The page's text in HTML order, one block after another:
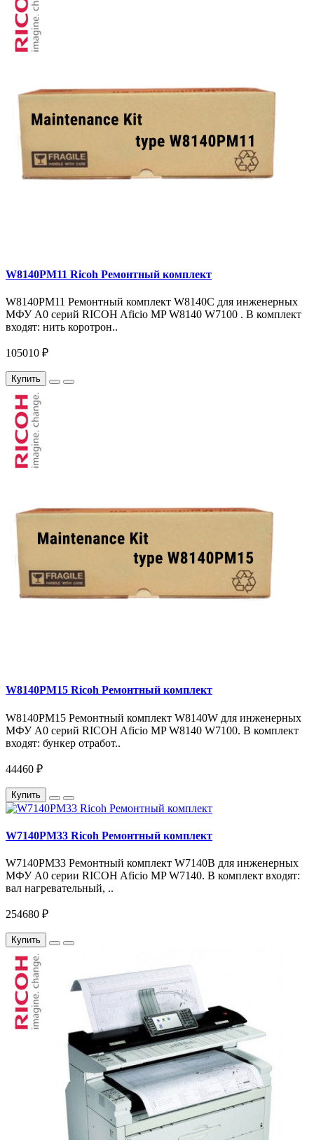
W8140PM11 Ricoh Ремонтный комплект
W8140PM11 Ремонтный комплект W8140C для инженерных
МФУ A0 серий RICOH Aficio MP W8140 W7100 . В комплект
входят: нить коротрон..
105010 ₽
Купить
W8140PM15 Ricoh Ремонтный комплект
W8140PM15 Ремонтный комплект W8140W для инженерных
МФУ A0 серий RICOH Aficio MP W8140 W7100. В комплект
входят: бункер отработ..
44460 ₽
Купить
W7140PM33 Ricoh Ремонтный комплект
W7140PM33 Ремонтный комплект W7140B для инженерных
МФУ A0 серии RICOH Aficio MP W7140. В комплект входят:
вал нагревательный, ..
254680 ₽
Купить